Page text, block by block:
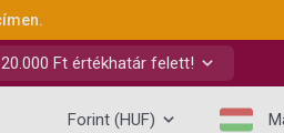
Ft értékhatár felett!
Forint (HUF)